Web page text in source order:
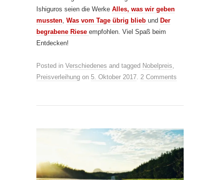
Ishiguros seien die Werke Alles, was wir geben
mussten, Was vom Tage übrig blieb und Der
begrabene Riese empfohlen. Viel Spaß beim
Entdecken!
Posted in Verschiedenes and tagged Nobelpreis,
Preisverleihung on 5. Oktober 2017. 2 Comments